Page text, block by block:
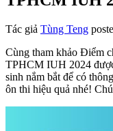
Tác giả Tùng Teng
Cùng tham khảo Điểm
TPHCM IUH 2024
sinh nắm bắt để có
ôn thi hiệu quả nhé!